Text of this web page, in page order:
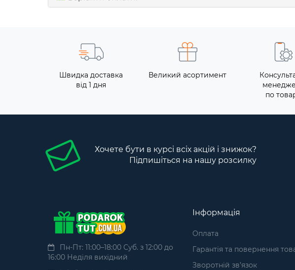
Швидка доставка
від 1 дня
Великий асортимент
по
Хочете бути в курсі всіх акцій і знижок?
Підпишіться на нашу розсилку
Пн-Пт: 11:00–18:00 Суб. з 12:00 до
16:00 Неділя вихідний
Інформація
Оплата
Гарантія та повернення
Зворотній зв’язок